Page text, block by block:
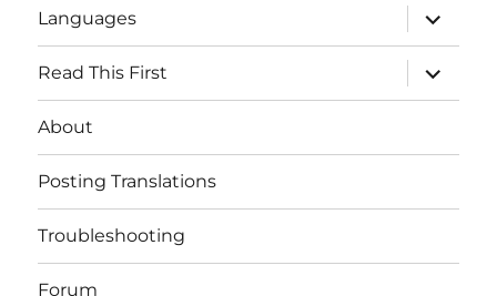
Languages
expand
child
menu
Read This First
expand
child
menu
About
Posting Translations
Troubleshooting
Forum